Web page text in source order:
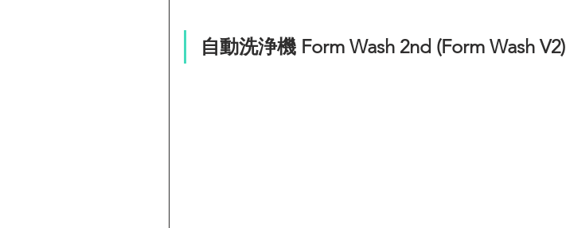
自動洗浄機 Form Wash 2nd (Form Wash V2)